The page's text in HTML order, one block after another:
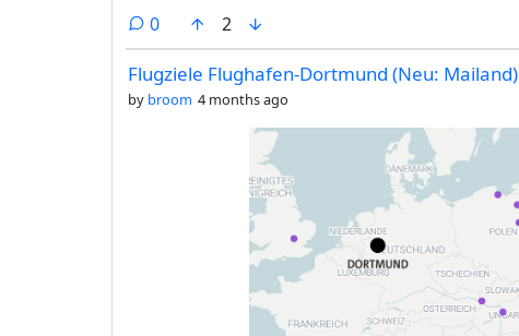
0comments
2
Flugziele Flughafen-Dortmund (Neu: Mailand)
by broom 4 months ago